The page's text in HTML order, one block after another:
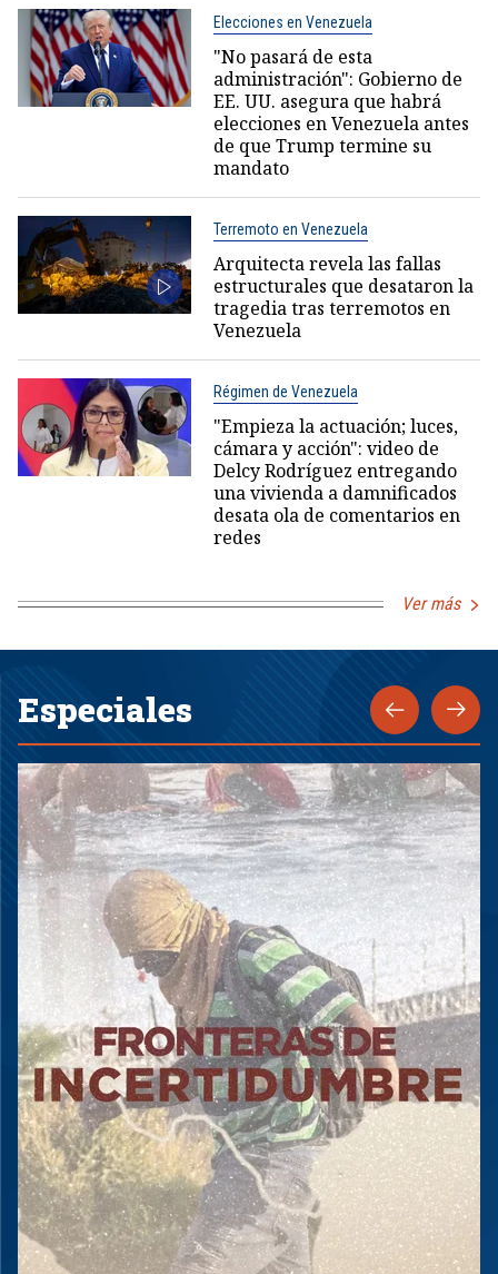
Elecciones en Venezuela
"No pasará de esta
administración": Gobierno de
EE. UU. asegura que habrá
elecciones en Venezuela antes
de que Trump termine su
mandato
Terremoto en Venezuela
Arquitecta revela las fallas
estructurales que desataron la
tragedia tras terremotos en
Venezuela
Régimen de Venezuela
"Empieza la actuación; luces,
cámara y acción": video de
Delcy Rodríguez entregando
una vivienda a damnificados
desata ola de comentarios en
redes
Ver más
Especiales